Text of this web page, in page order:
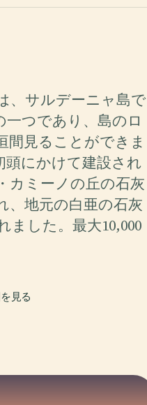
、サルデーニャ島で
つであり、島のロ
間見ることができま
頭にかけて建設され
カミーノの丘の石灰
、地元の白亜の石灰
ました。最大10,000
見る